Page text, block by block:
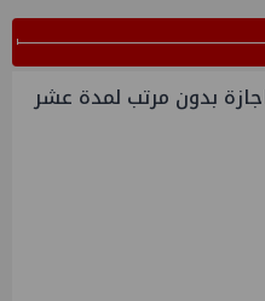
بدون مرتب لمدة عشر